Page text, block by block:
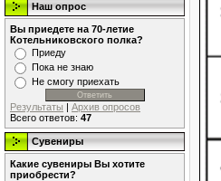
Наш опрос
Вы приедете на 70-летие
Котельниковского полка?
Приеду
Пока не знаю
Не смогу приехать
Результаты | Архив опросов
Всего ответов: 47
Сувениры
Какие сувениры Вы хотите
приобрести?